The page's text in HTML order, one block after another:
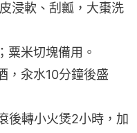
浸軟、刮瓤，大棗洗
粟米切塊備用。
，汆水10分鐘後盛
後轉小火煲2小時，加